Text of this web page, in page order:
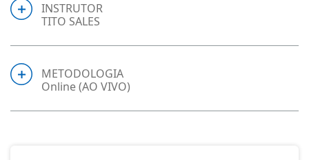
INSTRUTOR
TITO SALES
METODOLOGIA
Online (AO VIVO)